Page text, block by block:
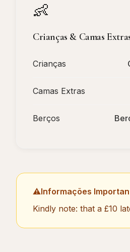
👶
Crianças & Camas
Crianças
Camas Extras
Berços
⚠️Informações
Kindly note: that a £10